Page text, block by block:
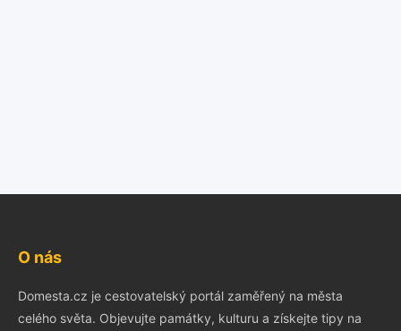
O nás
Domesta.cz je cestovatelský portál zaměřený na města
celého světa. Objevujte památky, kulturu a získejte tipy na